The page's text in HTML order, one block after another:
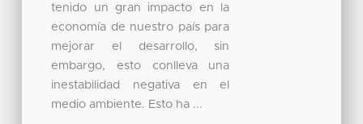
tenido un gran impacto en la
economía de nuestro país para
mejorar el desarrollo, sin
embargo, esto conlleva una
inestabilidad negativa en el
medio ambiente. Esto ha ...